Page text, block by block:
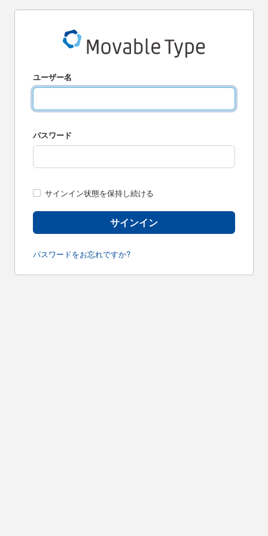
ユーザー名
パスワード
サインイン状態を保持し続ける
パスワードをお忘れですか?
サインイン